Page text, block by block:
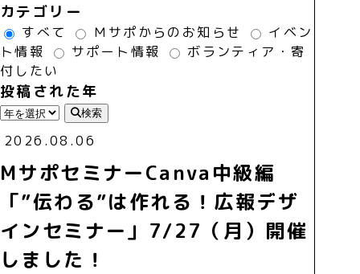
カテゴリー
すべて Ｍサポからのお知らせ
イベン
ト情報
サポート情報
ボランティア・寄
付したい
投稿された年
検索
2026.08.06
MサポセミナーCanva中級編
「”伝わる”は作れる！広報デザ
インセミナー」7/27（月）開催
しました！